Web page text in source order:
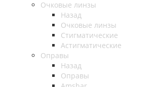
Очковые линзы
Назад
Очковые линзы
Стигматические
Астигматические
Оправы
Назад
Оправы